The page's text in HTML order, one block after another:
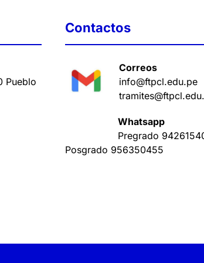
Pueblo
Contactos
Correos
info@ftpcl.edu.pe
Whatsapp
Pregrado
Posgrado 956350455